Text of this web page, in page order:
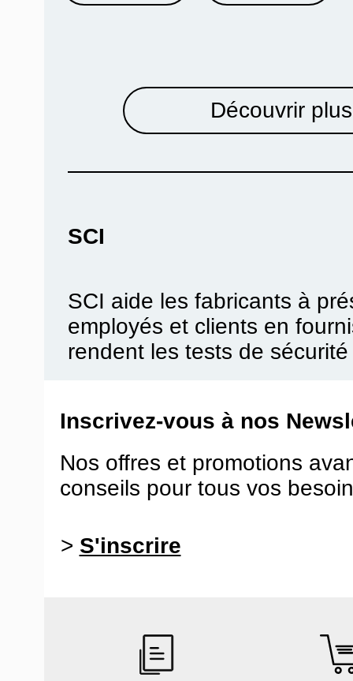
Découvrir
SCI
SCI aide les fabricants à
employés et clients en
rendent les tests de
Inscrivez-vous à nos
Nos offres et promotions
conseils pour tous vos
> S'inscrire